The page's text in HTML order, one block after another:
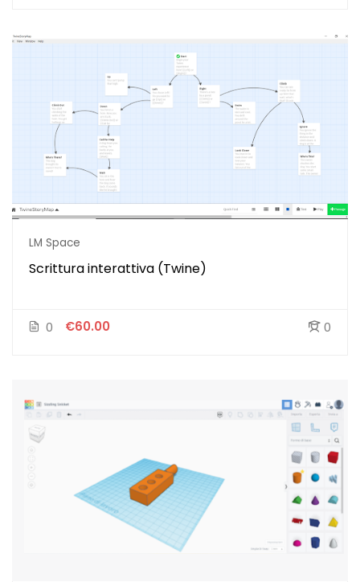
LM Space
Scrittura interattiva (Twine)
0 0
€60.00